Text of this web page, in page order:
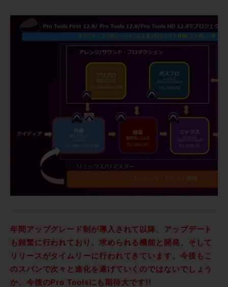
年間アップグレード制が導入されて以降、アップデート
も頻繁に行われており、求められる機能と開発、そして
リリースがタイムリーに行われてきています。今後もこ
のスパンで次々と進化を遂げていくのではないでしょう
か、今後のPro Toolsにも期待大です!!